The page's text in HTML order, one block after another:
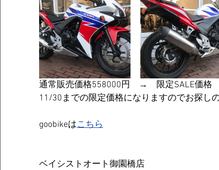
通常販売価格558000円　→　限定SALE価
11/30までの限定価格になりますのでお探し
goobikeはこちら
ベイシストオート御園橋店